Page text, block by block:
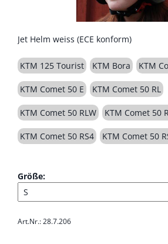
Jet Helm weiss (ECE konform)
KTM 125 Tourist KTM Bora KTM
KTM Comet 50 E KTM Comet 50 RL
KTM Comet 50 RLW KTM Comet 50
KTM Comet 50 RS4 KTM Comet 50
Größe:
Art.Nr.: 28.7.206